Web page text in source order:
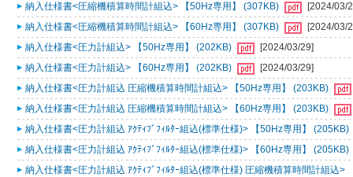
納入仕様書<圧縮機積算時間計組込> 【50Hz専用】 (307KB)
[2024/03/
納入仕様書<圧縮機積算時間計組込> 【60Hz専用】 (307KB)
[2024/03/
納入仕様書<圧力計組込> 【50Hz専用】 (202KB)
[2024/03/29]
納入仕様書<圧力計組込> 【60Hz専用】 (202KB)
[2024/03/29]
納入仕様書<圧力計組込 圧縮機積算時間計組込> 【50Hz専用】 (203KB)
納入仕様書<圧力計組込 圧縮機積算時間計組込> 【60Hz専用】 (203KB)
納入仕様書<圧力計組込 ｱｸﾃｨﾌﾞﾌｨﾙﾀｰ組込(標準仕様)> 【50Hz専用】 (205KB)
納入仕様書<圧力計組込 ｱｸﾃｨﾌﾞﾌｨﾙﾀｰ組込(標準仕様)> 【60Hz専用】 (205KB)
納入仕様書<圧力計組込 ｱｸﾃｨﾌﾞﾌｨﾙﾀｰ組込(標準仕様) 圧縮機積算時間計組込